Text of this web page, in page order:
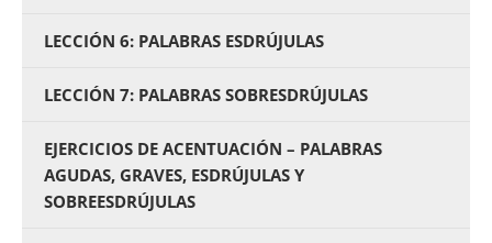
LECCIÓN 6: PALABRAS ESDRÚJULAS
LECCIÓN 7: PALABRAS SOBRESDRÚJULAS
EJERCICIOS DE ACENTUACIÓN – PALABRAS
AGUDAS, GRAVES, ESDRÚJULAS Y
SOBREESDRÚJULAS